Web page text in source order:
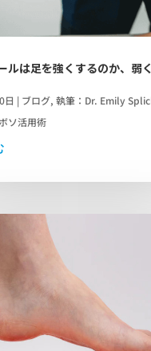
ルは足を強くするのか、弱
日 | ブログ, 執筆：Dr. Emily
ソ活用術